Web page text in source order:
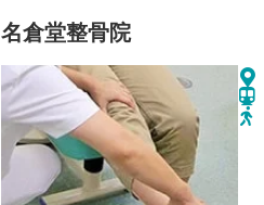
名倉堂整骨院